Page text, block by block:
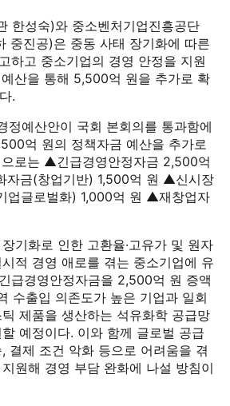
한성숙)와 중소벤처기업진흥공단
중진공)은 중동 사태 장기화에 따른
하고 중소기업의 경영 안정을 지원
산을 통해 5,500억 원을 추가로 확
.
정예산안이 국회 본회의를 통과함에
억 원의 정책자금 예산을 추가로
로는 ▲긴급경영안정자금 2,500억
자금(창업기반) 1,500억 원 ▲신시장
업글로벌화) 1,000억 원 ▲재창업자
기화로 인한 고환율·고유가 및 원자
적 경영 애로를 겪는 중소기업에 유
급경영안정자금을 2,500억 원 증액
수출입 의존도가 높은 기업과 일회
제품을 생산하는 석유화학 공급망
예정이다. 이와 함께 글로벌 공급
결제 조건 악화 등으로 어려움을 겪
원해 경영 부담 완화에 나설 방침이